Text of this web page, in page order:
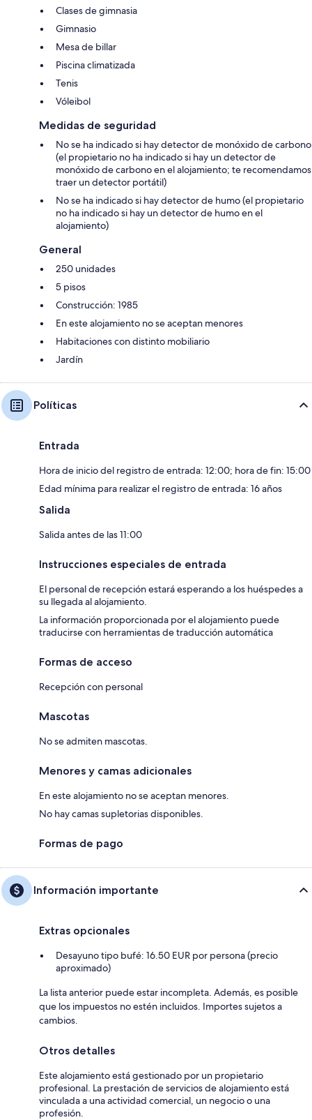
Clases de gimnasia
Gimnasio
Mesa de billar
Piscina climatizada
Tenis
Vóleibol
Medidas de seguridad
No se ha indicado si hay detector de monóxido de carbono
(el propietario no ha indicado si hay un detector de
monóxido de carbono en el alojamiento; te recomendamos
traer un detector portátil)
No se ha indicado si hay detector de humo (el propietario
no ha indicado si hay un detector de humo en el
alojamiento)
General
250 unidades
5 pisos
Construcción: 1985
En este alojamiento no se aceptan menores
Habitaciones con distinto mobiliario
Jardín
Políticas
Entrada
Hora de inicio del registro de entrada: 12:00; hora de fin: 15:00
Edad mínima para realizar el registro de entrada: 16 años
Salida
Salida antes de las 11:00
Instrucciones especiales de entrada
El personal de recepción estará esperando a los huéspedes a
su llegada al alojamiento.
La información proporcionada por el alojamiento puede
traducirse con herramientas de traducción automática
Formas de acceso
Recepción con personal
Mascotas
No se admiten mascotas.
Menores y camas adicionales
En este alojamiento no se aceptan menores.
No hay camas supletorias disponibles.
Formas de pago
Información importante
Extras opcionales
Desayuno tipo bufé: 16.50 EUR por persona (precio
aproximado)
La lista anterior puede estar incompleta. Además, es posible
que los impuestos no estén incluidos. Importes sujetos a
cambios.
Otros detalles
Este alojamiento está gestionado por un propietario
profesional. La prestación de servicios de alojamiento está
vinculada a una actividad comercial, un negocio o una
profesión.